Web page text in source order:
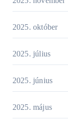
2025. október
2025. július
2025. június
2025. május